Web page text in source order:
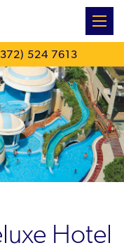
524 7613
Hotel